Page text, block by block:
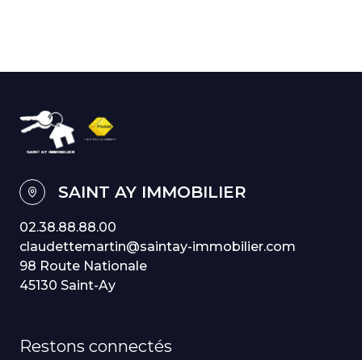
SAINT AY IMMOBILIER
02.38.88.88.00
claudettemartin@saintay-immobilier.com
98 Route Nationale
45130 Saint-Ay
Restons connectés